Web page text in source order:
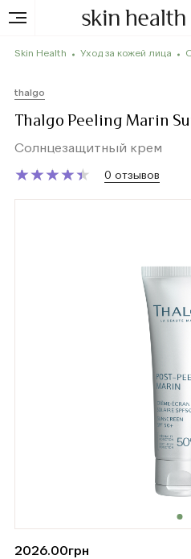
Skin Health Уход за кожей лица
thalgo
Thalgo Peeling Marin
Солнцезащитный крем
★
★★
★★
★★
★★
★ 0 отзывов
2026.00грн